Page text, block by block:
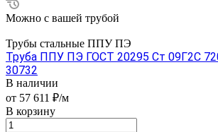
Можно с вашей трубой
Трубы стальные ППУ ПЭ
Труба ППУ ПЭ ГОСТ 20295 Ст 09Г2С
30732
В наличии
от 57 611 ₽/м
В корзину